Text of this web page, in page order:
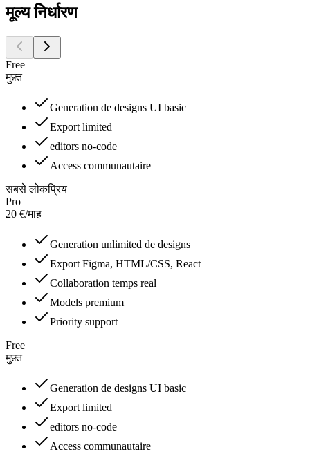
मूल्य निर्धारण
Free
मुफ़्त
Generation de designs UI basic
Export limited
editors no-code
Access communautaire
सबसे लोकप्रिय
Pro
20 €/माह
Generation unlimited de designs
Export Figma, HTML/CSS, React
Collaboration temps real
Models premium
Priority support
Free
मुफ़्त
Generation de designs UI basic
Export limited
editors no-code
Access communautaire